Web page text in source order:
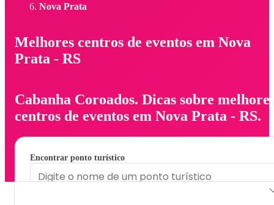
Nova Prata
Melhores centros de eventos em Nova
Prata - RS
Cabanha Coroados. Dicas sobre
centros de eventos em Nova Prata - RS.
Encontrar ponto turístico